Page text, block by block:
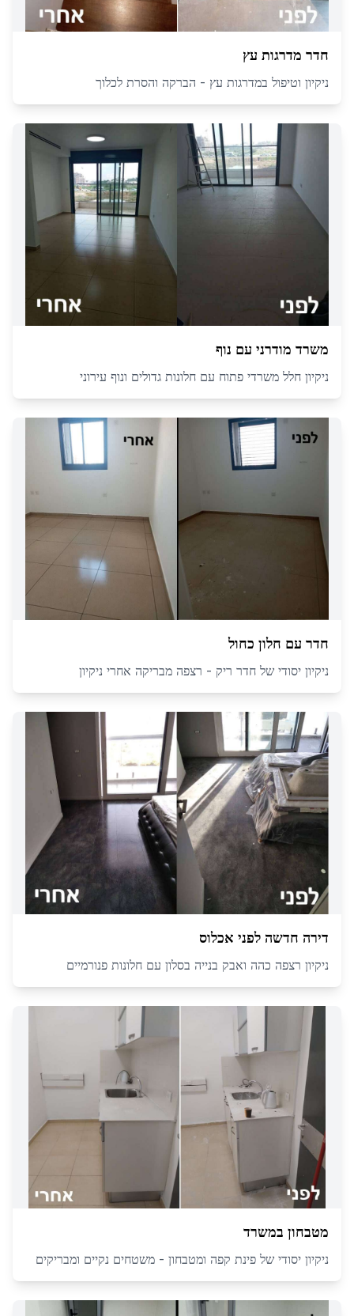
חדר מדרגות עץ
ניקיון וטיפול במדרגות עץ - הברקה והסרת לכלוך
משרד מודרני עם נוף
ניקיון חלל משרדי פתוח עם חלונות גדולים ונוף עירוני
חדר עם חלון כחול
ניקיון יסודי של חדר ריק - רצפה מבריקה אחרי ניקיון
דירה חדשה לפני אכלוס
ניקיון רצפה כהה ואבק בנייה בסלון עם חלונות פנורמיים
מטבחון במשרד
ניקיון יסודי של פינת קפה ומטבחון - משטחים נקיים ומבריקים